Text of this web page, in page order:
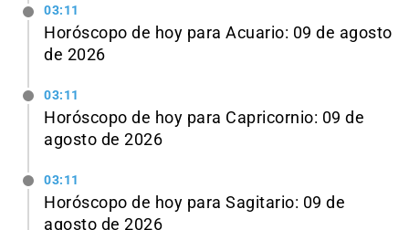
03:11
Horóscopo de hoy para Acuario: 09 de agosto
de 2026
03:11
Horóscopo de hoy para Capricornio: 09 de
agosto de 2026
03:11
Horóscopo de hoy para Sagitario: 09 de
agosto de 2026